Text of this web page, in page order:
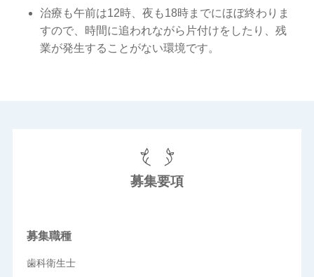
治療も午前は12時、夜も18時までにほぼ終わりま
すので、時間に追われながら片付けをしたり、残
業が発生することがない環境です。
募集要項
募集職種
歯科衛生士